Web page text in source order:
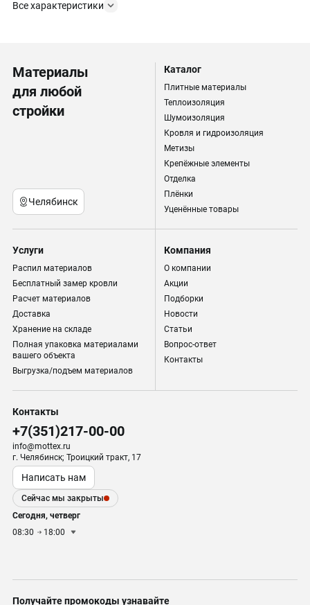
Все характеристики
Материалы
для любой
стройки
Челябинск
Каталог
Плитные материалы
Теплоизоляция
Шумоизоляция
Кровля и гидроизоляция
Метизы
Крепёжные элементы
Отделка
Плёнки
Уценённые товары
Услуги
Распил материалов
Бесплатный замер кровли
Расчет материалов
Доставка
Хранение на складе
Полная упаковка материалами
вашего объекта
Выгрузка/подъем материалов
Компания
О компании
Акции
Подборки
Новости
Статьи
Вопрос-ответ
Контакты
Контакты
+7(351)217-00-00
info@mottex.ru
г. Челябинск; Троицкий тракт, 17
Написать нам
Сейчас мы закрыты
Сегодня, четверг
08:30
18:00
Получайте промокоды узнавайте